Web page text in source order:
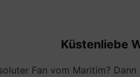
Küstenliebe
Fan vom Maritim?